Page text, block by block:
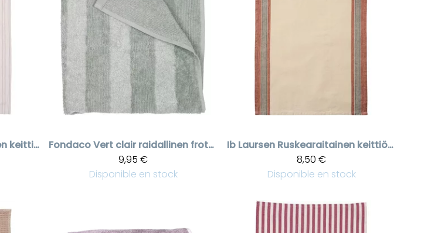
Vaalea raidallinen keittiöpyyhe Liam
Fondaco
Vert clair raidallinen froteepyyhe Stripe
9,95 €
Disponible en stock
Ib Laursen
Ruskearaitainen keittiöpyyhe Walter
8,50 €
Disponible en stock